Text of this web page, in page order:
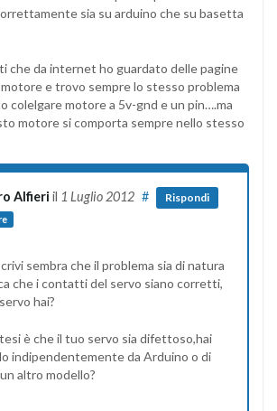
sia su arduino che su basetta
che da internet ho guardato delle pagine
e trovo sempre lo stesso problema
colelgare motore a 5v-gnd e un pin….ma
motore si comporta sempre nello stesso
Alfieri il 1 Luglio 2012 # Rispondi
sembra che il problema sia di natura
che i contatti del servo siano corretti,
hai?
è che il tuo servo sia difettoso,hai
indipendentemente da Arduino o di
altro modello?